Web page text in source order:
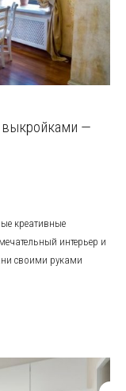
—
креативные
интерьер и
своими руками